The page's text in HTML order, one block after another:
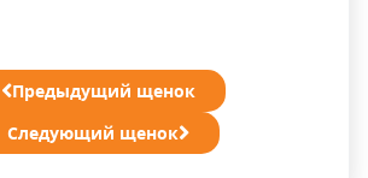
Предыдущий щенок
Следующий щенок